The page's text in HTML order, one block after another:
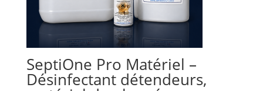
SeptiOne Pro Matériel –
Désinfectant détendeurs,